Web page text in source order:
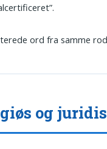
ord fra samme
og